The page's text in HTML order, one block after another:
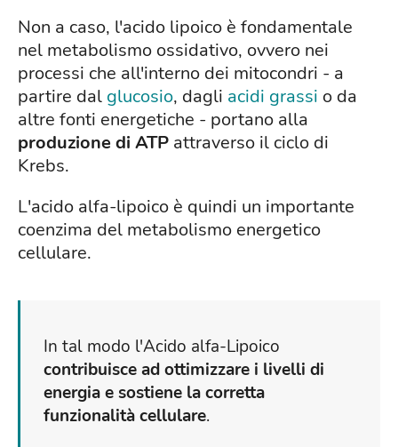
Non a caso, l'acido lipoico è fondamentale
nel metabolismo ossidativo, ovvero nei
processi che all'interno dei mitocondri - a
partire dal glucosio, dagli acidi grassi o da
altre fonti energetiche - portano alla
produzione di ATP attraverso il ciclo di
Krebs.
L'acido alfa-lipoico è quindi un importante
coenzima del metabolismo energetico
cellulare.
In tal modo l'Acido alfa-Lipoico
contribuisce ad ottimizzare i livelli di
energia e sostiene la corretta
funzionalità cellulare.